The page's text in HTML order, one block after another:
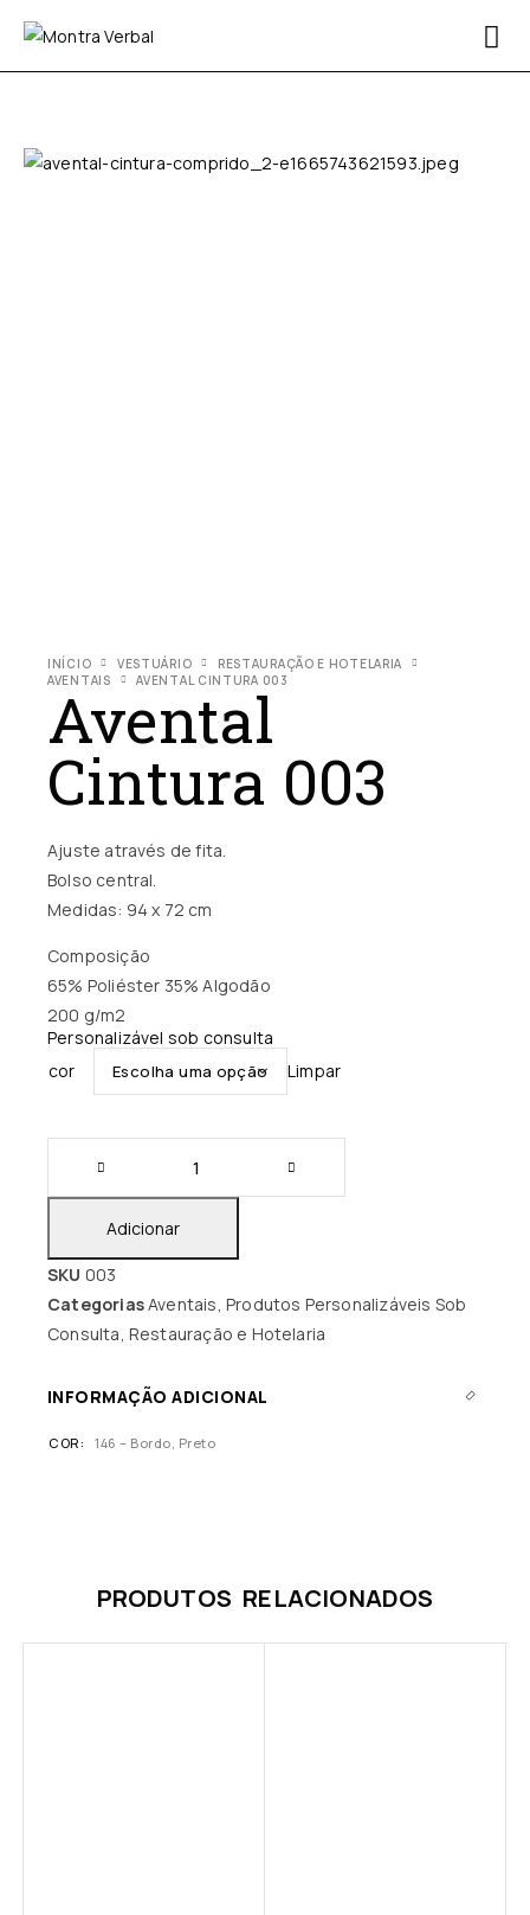
INÍCIO VESTUÁRIO
RESTAURAÇÃO E HOTELARIA
AVENTAIS
AVENTAL CINTURA 003
Avental
Cintura 003
Ajuste através de fita.
Bolso central.
Medidas: 94 x 72 cm
Composição
65% Poliéster 35% Algodão
200 g/m2
Personalizável sob consulta
cor
Limpar
Adicionar
SKU 003
CategoriasAventais, Produtos Personalizáveis Sob
Consulta, Restauração e Hotelaria
INFORMAÇÃO ADICIONAL
COR 146 – Bordo, Preto
PRODUTOS RELACIONADOS